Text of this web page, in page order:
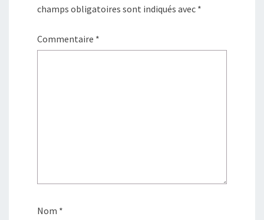
champs obligatoires sont indiqués avec *
Commentaire *
Nom *